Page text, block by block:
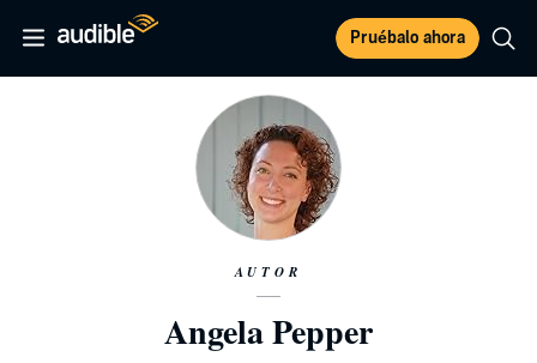
Pruébalo ahora
AUTOR
Angela Pepper